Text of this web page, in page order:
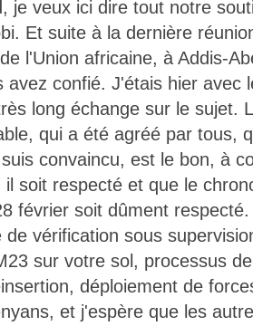
je veux ici dire tout notre
Et suite à la dernière
l'Union africaine, à Addis-
avez confié. J'étais hier avec
long échange sur le sujet.
qui a été agréé par tous,
convaincu, est le bon, à
soit respecté et que le
février soit dûment
vérification sous
sur votre sol, processus
déploiement de
et j'espère que les